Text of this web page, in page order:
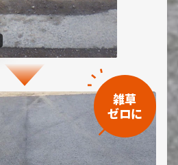
雑草
ゼロに